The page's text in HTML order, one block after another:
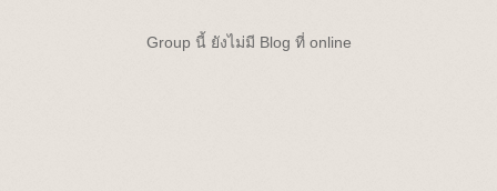
Group นี้ ยังไม่มี Blog ที่ online